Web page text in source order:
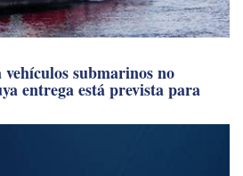
submarinos no